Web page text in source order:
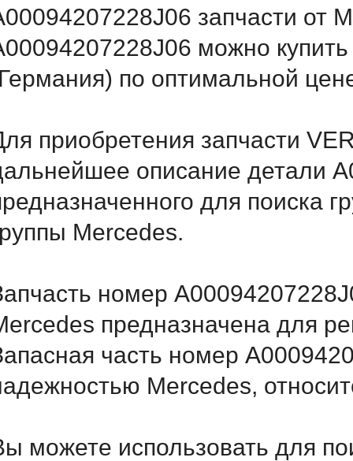
запчасти от
можно
по оптимальной
приобретения запчасти
описание детали
для поиска
Mercedes.
номер
предназначена для
часть номер
Mercedes,
можете использовать для